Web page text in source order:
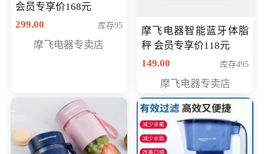
会员专享价168元
299.00
库存95
摩飞电器专卖店
摩飞电器智能蓝牙体脂
秤 会员专享价118元
149.00
库存495
摩飞电器专卖店